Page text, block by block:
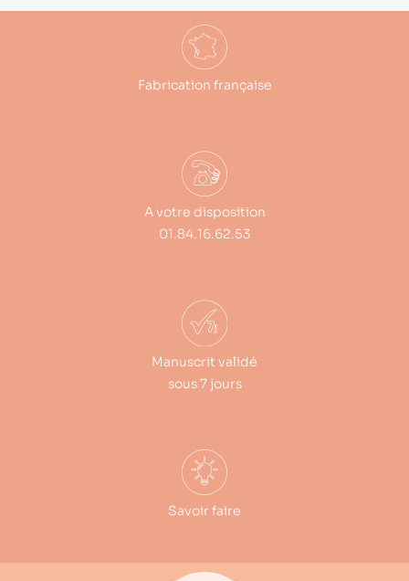
Fabrication française
A votre disposition
01.84.16.62.53
Manuscrit validé
sous 7 jours
Savoir faire